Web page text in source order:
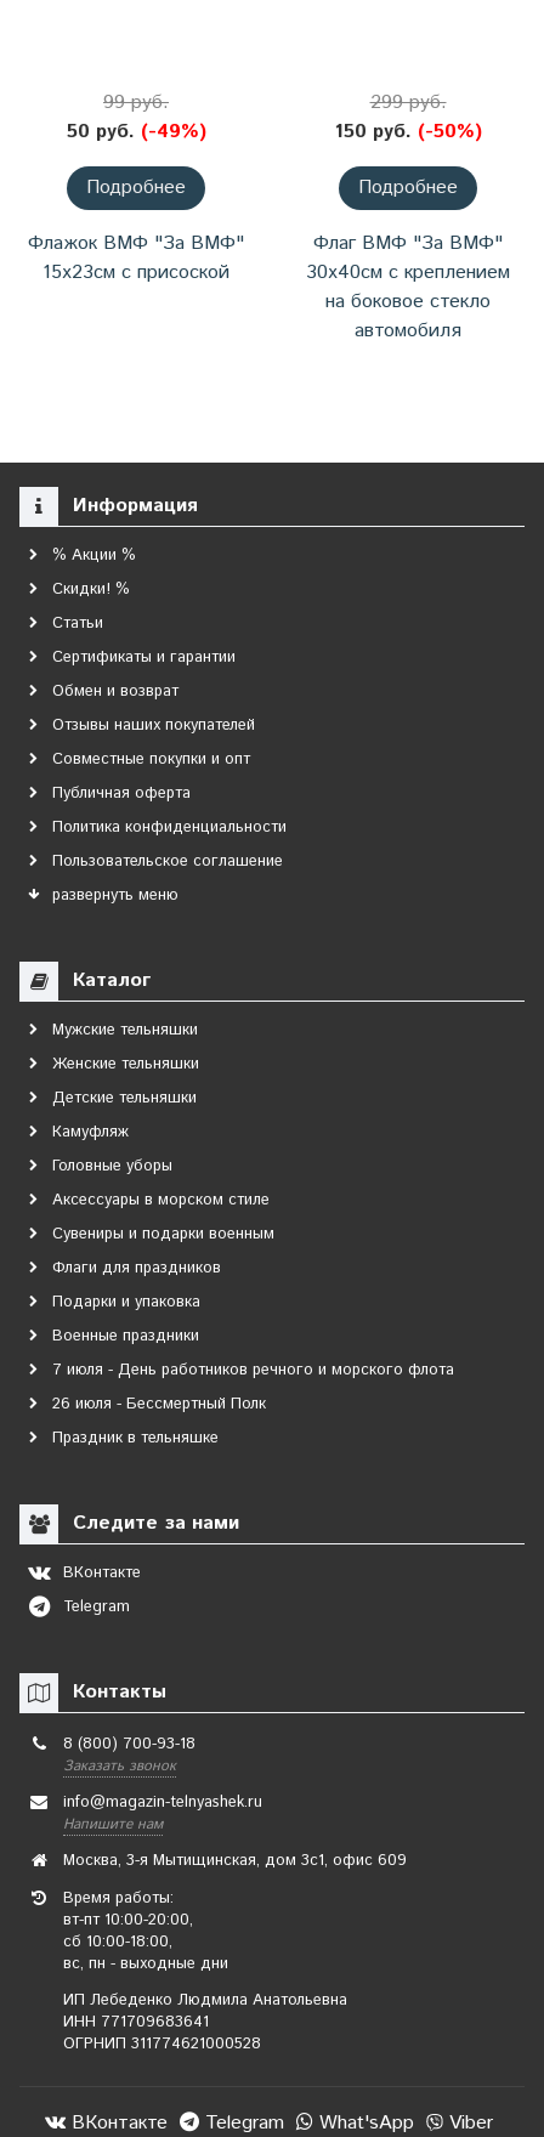
99 руб.
50 руб. (-49%)
Подробнее
Флажок ВМФ "За ВМФ"
15х23см с присоской
299 руб.
150 руб. (-50%)
Подробнее
Флаг ВМФ "За ВМФ"
30х40см с креплением
на боковое стекло
автомобиля
Информация
% Акции %
Скидки! %
Статьи
Сертификаты и гарантии
Обмен и возврат
Отзывы наших покупателей
Совместные покупки и опт
Публичная оферта
Политика конфиденциальности
Пользовательское соглашение
развернуть меню
Каталог
Мужские тельняшки
Женские тельняшки
Детские тельняшки
Камуфляж
Головные уборы
Аксессуары в морском стиле
Сувениры и подарки военным
Флаги для праздников
Подарки и упаковка
Военные праздники
7 июля - День работников речного и морского флота
26 июля - Бессмертный Полк
Праздник в тельняшке
Следите за нами
ВКонтакте
Telegram
Контакты
8 (800) 700-93-18
Заказать звонок
info@magazin-telnyashek.ru
Напишите нам
Москва, 3-я Мытищинская, дом 3с1, офис 609
Время работы:
вт-пт 10:00-20:00,
сб 10:00-18:00,
вс, пн - выходные дни
ИП Лебеденко Людмила Анатольевна
ИНН 771709683641
ОГРНИП 311774621000528
ВКонтакте Telegram What'sApp Viber